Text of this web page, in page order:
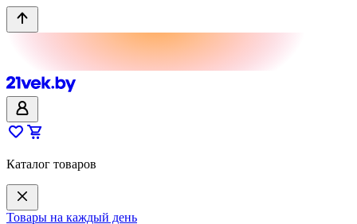
Каталог товаров
Товары на каждый день